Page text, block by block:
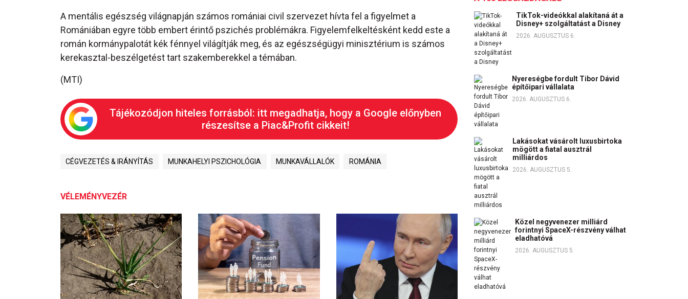
A mentális egészség világnapján számos romániai civil szervezet hívta fel a figyelmet a
Romániában egyre több embert érintő pszichés problémákra. Figyelemfelkeltésként kedd este a
román kormánypalotát kék fénnyel világítják meg, és az egészségügyi minisztérium is számos
kerekasztal-beszélgetést tart szakemberekkel a témában.
(MTI)
Tájékozódjon hiteles forrásból: itt megadhatja, hogy a Google előnyben
részesítse a Piac&Profit cikkeit!
CÉGVEZETÉS & IRÁNYÍTÁS MUNKAHELYI PSZICHOLÓGIA MUNKAVÁLLALÓK ROMÁNIA
VÉLEMÉNYVEZÉR
TikTok-videókkal alakítaná át a
Disney+ szolgáltatást a Disney
2026. AUGUSZTUS 6.
Nyereségbe fordult Tibor Dávid
építőipari vállalata
2026. AUGUSZTUS 6.
Lakásokat vásárolt luxusbirtoka
mögött a fiatal ausztrál
milliárdos
2026. AUGUSZTUS 5.
Közel negyvenezer milliárd
forintnyi SpaceX-részvény válhat
eladhatóvá
2026. AUGUSZTUS 5.